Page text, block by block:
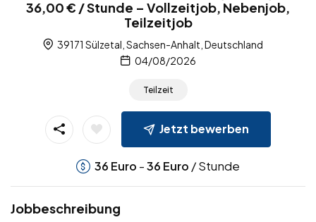
36,00 € / Stunde – Vollzeitjob, Nebenjob,
Teilzeitjob
39171 Sülzetal, Sachsen-Anhalt, Deutschland
04/08/2026
Teilzeit
Jetzt bewerben
36 Euro -36 Euro / Stunde
Jobbeschreibung